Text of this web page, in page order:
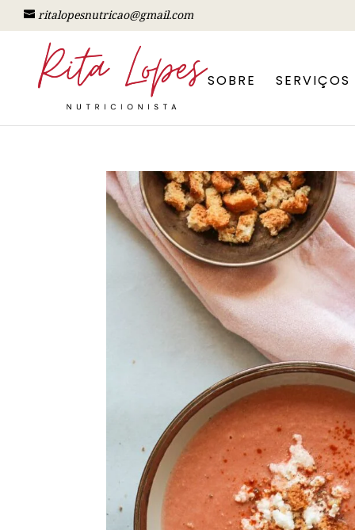
ritalopesnutricao@gmail.com
SOBRE SERVIÇOS